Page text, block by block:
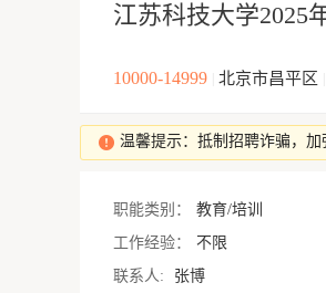
江苏科技大学2025
10000-14999 北京市昌平区
温馨提示：抵制招聘诈骗，
职能类别： 教育/培训
工作经验：
不限
联系人:
张博